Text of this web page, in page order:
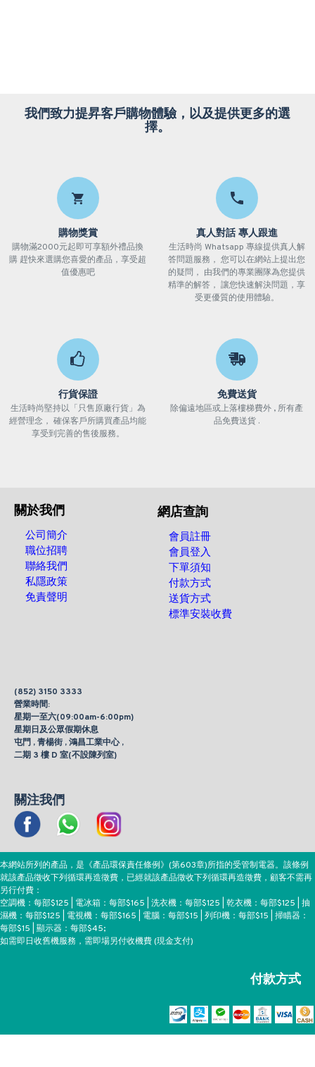
我們致力提昇客戶購物體驗，以及提供更多的選
擇。
購物獎賞
購物滿2000元起即可享額外禮品換
購 趕快來選購您喜愛的產品，享受超
值優惠吧
真人對話 專人跟進
生活時尚 Whatsapp 專線提供真人解
答問題服務， 您可以在網站上提出您
的疑問， 由我們的專業團隊為您提供
精準的解答， 讓您快速解決問題，享
受更優質的使用體驗。
行貨保證
生活時尚堅持以「只售原廠行貨」為
經營理念， 確保客戶所購買產品均能
享受到完善的售後服務。
免費送貨
除偏遠地區或上落樓梯費外 , 所有產
品免費送貨 .
關於我們
公司簡介
職位招聘
聯絡我們
私隱政策
免責聲明
網店查詢
會員註冊
會員登入
下單須知
付款方式
送貨方式
標準安裝收費
(852) 3150 3333
營業時間:
星期一至六(09:00am-6:00pm)
星期日及公眾假期休息
屯門 , 青楊街 , 鴻昌工業中心 ,
二期 3 樓 D 室(不設陳列室)
關注我們
本網站所列的產品，是《產品環保責任條例》(第603章)所指的受管制電器。該條例
就該產品徵收下列循環再造徵費，已經就該產品徵收下列循環再造徵費，顧客不需再
另行付費：
空調機：每部$125 | 電冰箱：每部$165 | 洗衣機：每部$125 | 乾衣機：每部$125 | 抽
濕機：每部$125 | 電視機：每部$165 | 電腦：每部$15 | 列印機：每部$15 | 掃瞄器：
每部$15 | 顯示器：每部$45;
如需即日收舊機服務，需即場另付收機費 (現金支付)
付款方式